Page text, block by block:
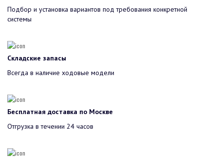
Подбор и установка вариантов под требования конкретной
системы
Складские запасы
Всегда в наличие ходовые модели
Бесплатная доставка по Москве
Отгрузка в течении 24 часов